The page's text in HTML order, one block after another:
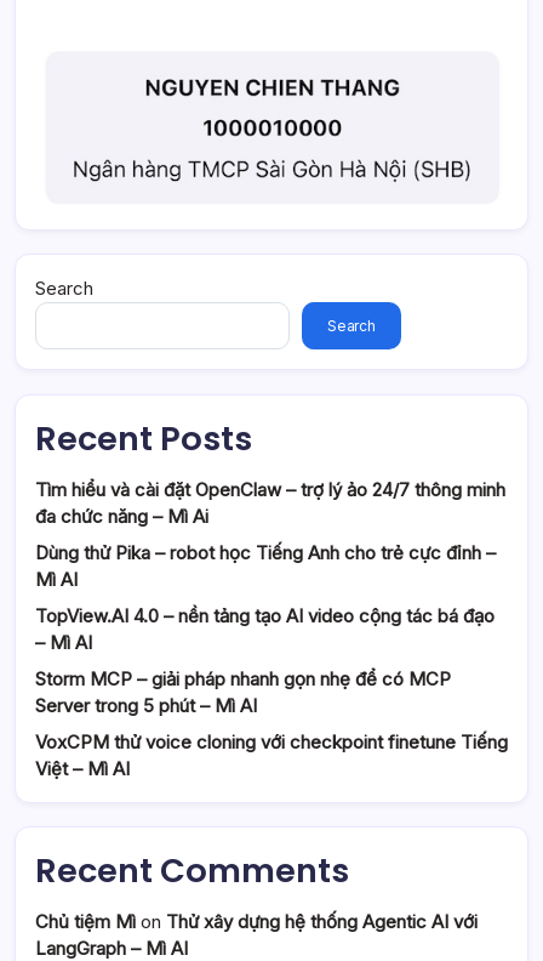
Search
Search
Recent Posts
Tìm hiểu và cài đặt OpenClaw – trợ lý ảo 24/7 thông minh
đa chức năng – Mì Ai
Dùng thử Pika – robot học Tiếng Anh cho trẻ cực đỉnh –
Mì AI
TopView.AI 4.0 – nền tảng tạo AI video cộng tác bá đạo
– Mì AI
Storm MCP – giải pháp nhanh gọn nhẹ để có MCP
Server trong 5 phút – Mì AI
VoxCPM thử voice cloning với checkpoint finetune Tiếng
Việt – Mì AI
Recent Comments
Chủ tiệm Mì on Thử xây dựng hệ thống Agentic AI với
LangGraph – Mì AI